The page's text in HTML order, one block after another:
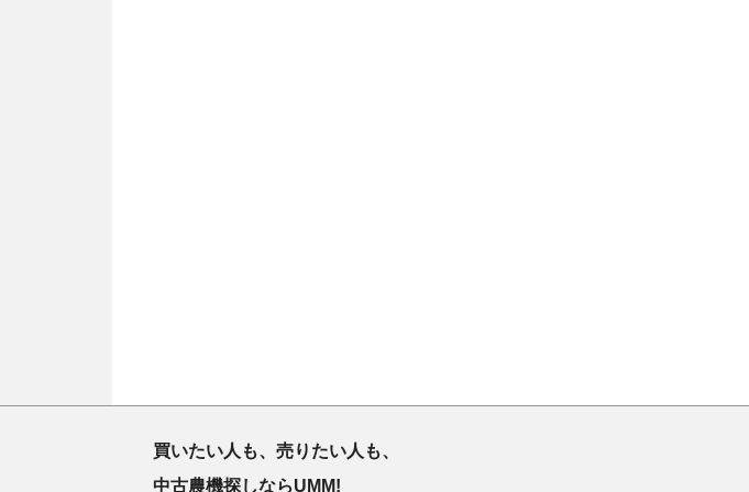
買いたい人も、売りたい人も、
中古農機探しならUMM!